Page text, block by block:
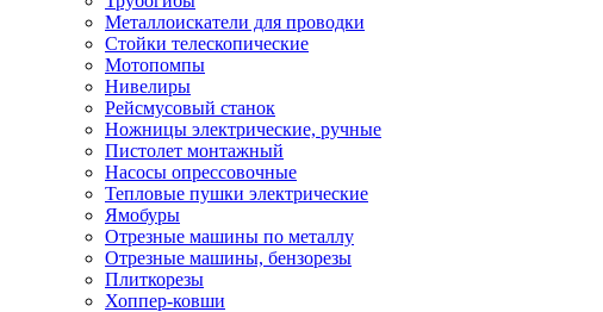
Металлоискатели для проводки
Стойки телескопические
Мотопомпы
Нивелиры
Рейсмусовый станок
Ножницы электрические, ручные
Пистолет монтажный
Насосы опрессовочные
Тепловые пушки электрические
Ямобуры
Отрезные машины по металлу
Отрезные машины, бензорезы
Плиткорезы
Хоппер-ковши